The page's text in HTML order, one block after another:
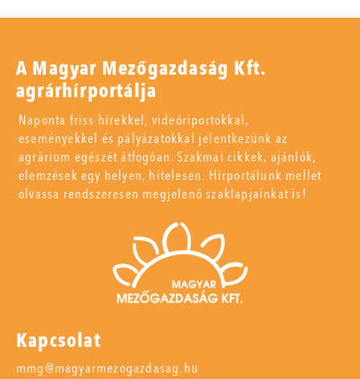
A Magyar Mezőgazdaság Kft.
agrárhírportálja
Naponta friss hírekkel, videóriportokkal,
eseményekkel és pályázatokkal jelentkezünk az
agrárium egészét átfogóan. Szakmai cikkek, ajánlók,
elemzések egy helyen, hitelesen. Hírportálunk mellet
olvassa rendszeresen megjelenő szaklapjainkat is!
Kapcsolat
mmg@magyarmezogazdasag.hu